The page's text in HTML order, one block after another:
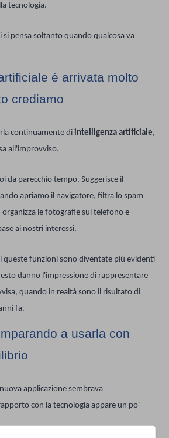
tecnologia.
si pensa soltanto quando qualcosa va
è arrivata molto
crediamo
continuamente di intelligenza artificiale,
all'improvviso.
da parecchio tempo. Suggerisce il
apriamo il navigatore, filtra lo spam
le fotografie sul telefono e
ai nostri interessi.
queste funzioni sono diventate più evidenti
danno l'impressione di rappresentare
quando in realtà sono il risultato di
fa.
a usarla con
applicazione sembrava
con la tecnologia appare un po'